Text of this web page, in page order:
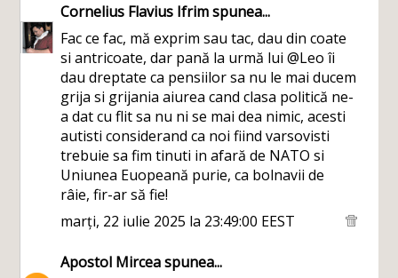
Cornelius Flavius Ifrimspunea...
Fac ce fac, mă exprim sau tac, dau din coate
si antricoate, dar pană la urmă lui @Leo îi
dau dreptate ca pensiilor sa nu le mai ducem
grija si grijania aiurea cand clasa politică ne-
a dat cu flit sa nu ni se mai dea nimic, acesti
autisti considerand ca noi fiind varsovisti
trebuie sa fim tinuti in afară de NATO si
Uniunea Euopeană purie, ca bolnavii de
râie, fir-ar să fie!
marți, 22 iulie 2025 la 23:49:00 EEST
Apostol Mirceaspunea...